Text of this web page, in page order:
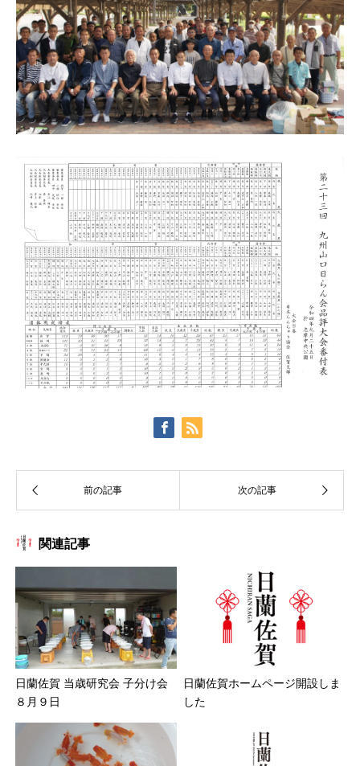
関連記事
日蘭佐賀 当歳研究会 子分け会
８月９日
日蘭佐賀ホームページ開設しま
した